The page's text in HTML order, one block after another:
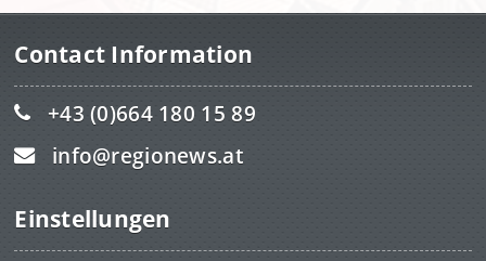
Contact Information
+43 (0)664 180 15 89
info@regionews.at
Einstellungen